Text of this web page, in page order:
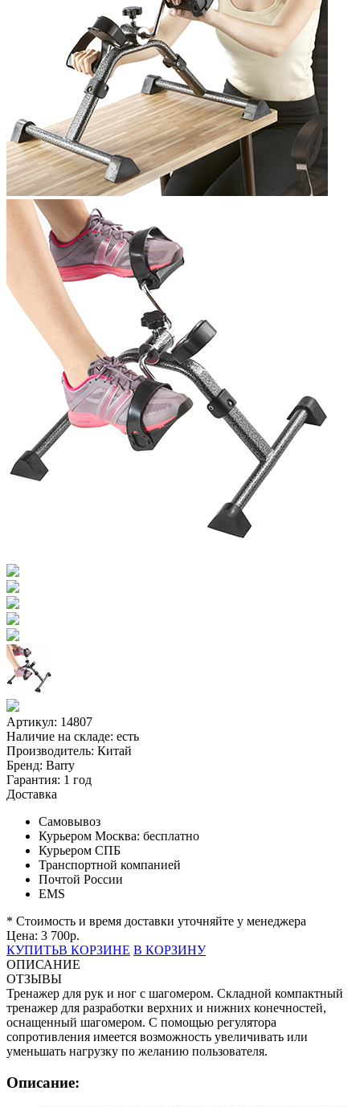
Артикул: 14807
Наличие на складе: есть
Производитель: Китай
Бренд: Barry
Гарантия: 1 год
Доставка
Самовывоз
Курьером Москва: бесплатно
Курьером СПБ
Транспортной компанией
Почтой России
EMS
* Стоимость и время доставки уточняйте у менеджера
Цена: 3 700р.
КУПИТЬВ КОРЗИНЕ В КОРЗИНУ
ОПИСАНИЕ
ОТЗЫВЫ
Тренажер для рук и ног с шагомером. Складной компактный
тренажер для разработки верхних и нижних конечностей,
оснащенный шагомером. С помощью регулятора
сопротивления имеется возможность увеличивать или
уменьшать нагрузку по желанию пользователя.
Описание: